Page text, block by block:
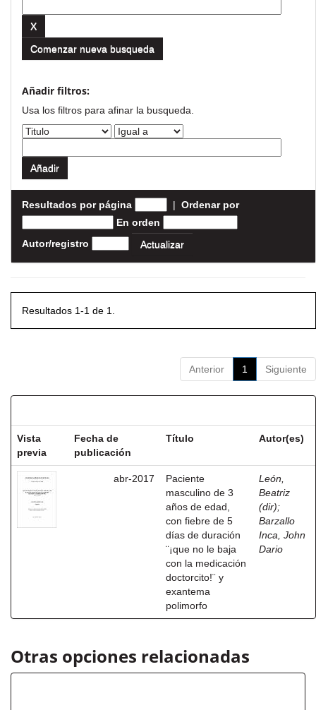
Comenzar nueva busqueda
Añadir filtros:
Usa los filtros para afinar la busqueda.
Resultados por página | Ordenar por
En orden
Autor/registro
Resultados 1-1 de 1.
Anterior 1 Siguiente
Vista
previa
Fecha de
publicación
Título Autor(es)
abr-2017
Paciente
masculino de 3
años de edad,
con fiebre de 5
días de duración
¨¡que no le baja
con la medicación
doctorcito!¨ y
exantema
polimorfo
León,
Beatriz
(dir);
Barzallo
Inca, John
Dario
Otras opciones relacionadas